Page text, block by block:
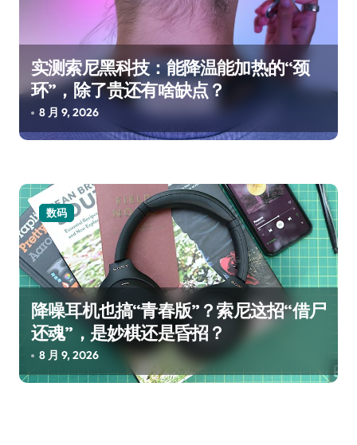
实测索尼黑科技：能降温能加热的“颈
环”，除了贵还有啥缺点？
8 月 9, 2026
数码
降噪耳机也搞“青春版”？索尼这招“借尸
还魂”，是妙棋还是昏招？
8 月 9, 2026